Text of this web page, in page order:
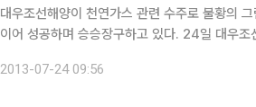
대우조선해양이 천연가스 관련 수주로 불황의
이어 성공하며 승승장구하고 있다. 24일 대우조선해양은 세계 최대 선박엔진 업체인 만디젤&터보사(MDT)에 독자 개발한 고압 천연가스
2013-07-24 09:56